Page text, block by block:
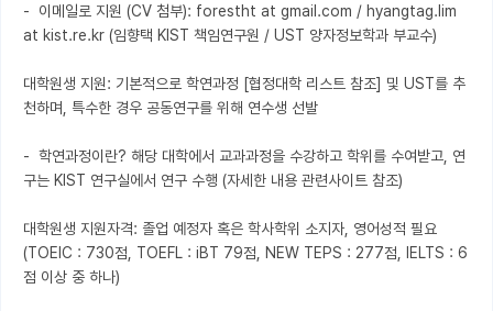
-  이메일로 지원 (CV 첨부): forestht at gmail.com / hyangtag.lim
at kist.re.kr (임향택 KIST 책임연구원 / UST 양자정보학과 부교수)
대학원생 지원: 기본적으로 학연과정 [협정대학 리스트 참조] 및 UST를 추
천하며, 특수한 경우 공동연구를 위해 연수생 선발
-  학연과정이란? 해당 대학에서 교과과정을 수강하고 학위를 수여받고, 연
구는 KIST 연구실에서 연구 수행 (자세한 내용 관련사이트 참조)
대학원생 지원자격: 졸업 예정자 혹은 학사학위 소지자, 영어성적 필요
(TOEIC : 730점, TOEFL : iBT 79점, NEW TEPS : 277점, IELTS : 6
점 이상 중 하나)